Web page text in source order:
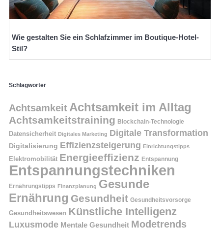
Wie gestalten Sie ein Schlafzimmer im Boutique-Hotel-
Stil?
Schlagwörter
Achtsamkeit Achtsamkeit im Alltag
Achtsamkeitstraining Blockchain-Technologie
Datensicherheit Digitales Marketing Digitale Transformation
Digitalisierung Effizienzsteigerung Einrichtungstipps
Elektromobilität Energieeffizienz Entspannung
Entspannungstechniken
Ernährungstipps Finanzplanung Gesunde
Ernährung Gesundheit Gesundheitsvorsorge
Gesundheitswesen Künstliche Intelligenz
Luxusmode Mentale Gesundheit Modetrends